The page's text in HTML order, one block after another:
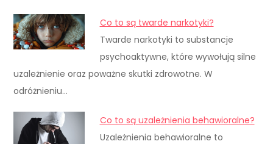
Co to są twarde narkotyki?
Twarde narkotyki to substancje
psychoaktywne, które wywołują silne
uzależnienie oraz poważne skutki zdrowotne. W
odróżnieniu…
Co to są uzależnienia behawioralne?
Uzależnienia behawioralne to